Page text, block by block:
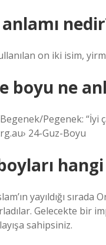
on iki isim,
boyu ne
Pegenek: “İyi
24-Guz-Boyu
yayıldığı
Gelecekte
sahipsiniz.